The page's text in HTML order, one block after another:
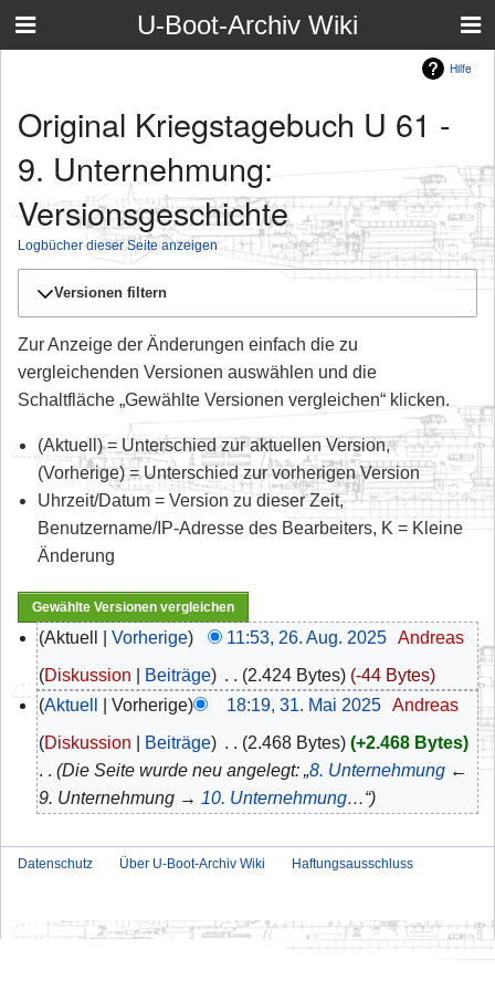
U-Boot-Archiv Wiki
Hilfe
Original Kriegstagebuch U 61 -
9. Unternehmung:
Versionsgeschichte
Logbücher dieser Seite anzeigen
Versionen filtern
Zur Anzeige der Änderungen einfach die zu
vergleichenden Versionen auswählen und die
Schaltfläche „Gewählte Versionen vergleichen“ klicken.
(Aktuell) = Unterschied zur aktuellen Version,
(Vorherige) = Unterschied zur vorherigen Version
Uhrzeit/Datum = Version zu dieser Zeit,
Benutzername/IP-Adresse des Bearbeiters, K = Kleine
Änderung
Aktuell Vorherige 11:53, 26. Aug. 2025‎ Andreas
Diskussion
Beiträge 2.424 Bytes
-44 Bytes
Aktuell
Vorherige 18:19, 31. Mai 2025‎ Andreas
Diskussion
Beiträge 2.468 Bytes
+2.468 Bytes
Die Seite wurde neu angelegt: „8. Unternehmung←
9. Unternehmung → 10. Unternehmung…“
Datenschutz Über U-Boot-Archiv Wiki Haftungsausschluss